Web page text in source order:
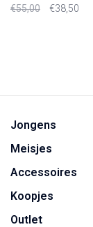
€55,00 €38,50
Jongens
Meisjes
Accessoires
Koopjes
Outlet